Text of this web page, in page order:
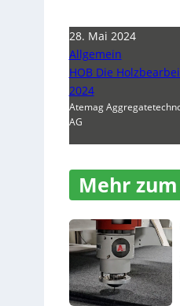
28. Mai 2024
Allgemein
HOB Die
2024
Atemag
AG
Mehr